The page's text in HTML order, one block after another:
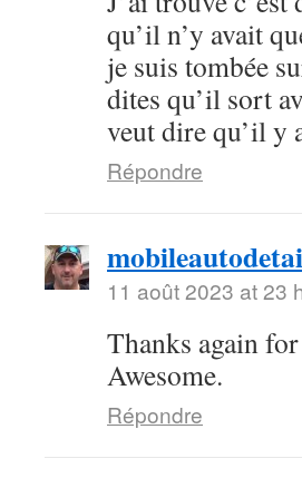
qu’il n’y avait
je suis tombée
dites qu’il sort
veut dire qu’il y
Répondre
11 août 2023 at 23
Thanks again
Awesome.
Répondre